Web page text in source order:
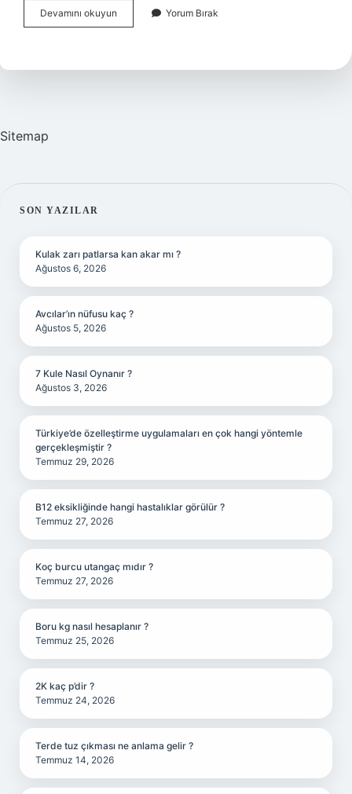
Devamını okuyun Muharebe
Mi
Yorum Bırak
Sitemap
SIDEBAR
SON YAZILAR
Kulak zarı patlarsa kan akar mı ?
Ağustos 6, 2026
Avcılar’ın nüfusu kaç ?
Ağustos 5, 2026
7 Kule Nasıl Oynanır ?
Ağustos 3, 2026
Türkiye’de özelleştirme uygulamaları en çok hangi yöntemle
gerçekleşmiştir ?
Temmuz 29, 2026
B12 eksikliğinde hangi hastalıklar görülür ?
Temmuz 27, 2026
Koç burcu utangaç mıdır ?
Temmuz 27, 2026
Boru kg nasıl hesaplanır ?
Temmuz 25, 2026
2K kaç p’dir ?
Temmuz 24, 2026
Terde tuz çıkması ne anlama gelir ?
Temmuz 14, 2026